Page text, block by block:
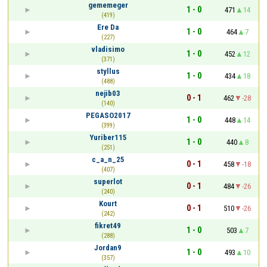
gememeger
(419)
1 - 0 471
14
Ere Da
(227)
1 - 0 464
7
vladisimo
(371)
1 - 0 452
12
styllus
(488)
1 - 0 434
18
nejib03
(140)
0 - 1 462
-28
PEGASO2017
(399)
1 - 0 448
14
Yuriber115
(251)
1 - 0 440
8
c_a_n_25
(407)
0 - 1 458
-18
superlot
(240)
0 - 1 484
-26
Kourt
(242)
0 - 1 510
-26
fikret49
(288)
1 - 0 503
7
Jordan9
(357)
1 - 0 493
10